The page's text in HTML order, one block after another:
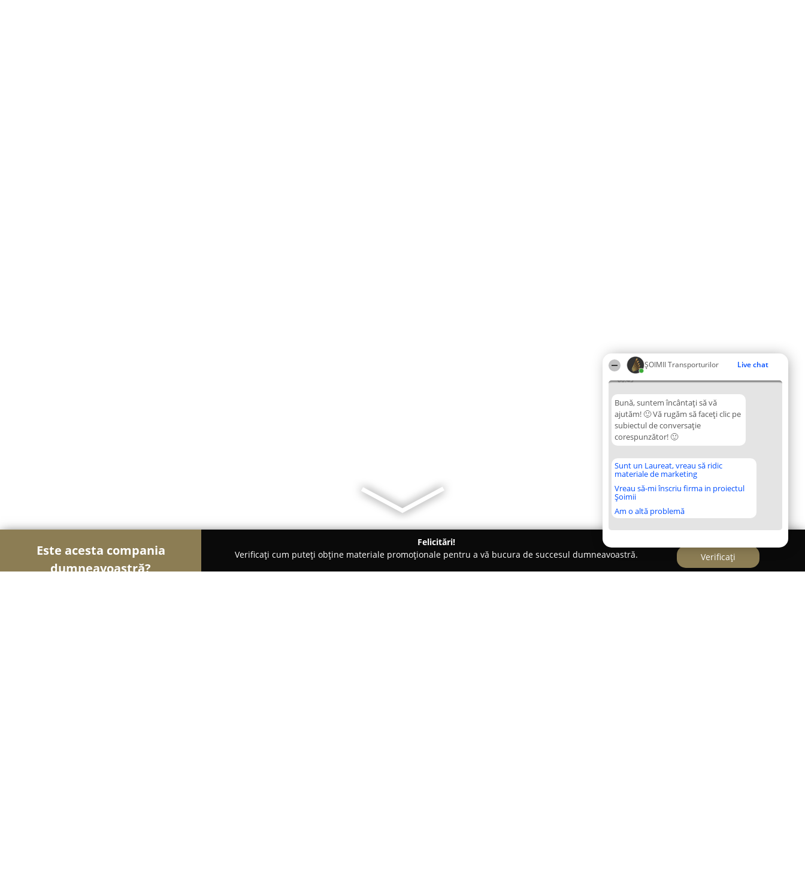
ȘOIMII Transporturilor Live chat
06:45
Bună, suntem încântați să vă
ajutăm! 🙂 Vă rugăm să faceți clic pe
subiectul de conversație
corespunzător! 🙂
Sunt un Laureat, vreau să ridic
materiale de marketing
Vreau să-mi înscriu firma in proiectul
Șoimii
Am o altă problemă
Este acesta compania
dumneavoastră?
Felicitări!
Verificați cum puteți obține materiale promoționale pentru a vă bucura de succesul dumneavoastră.
Verificați